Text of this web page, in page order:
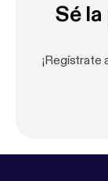
Sé
¡Regístrate